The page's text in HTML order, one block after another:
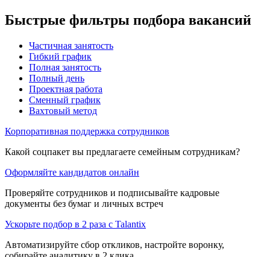
Быстрые фильтры подбора вакансий
Частичная занятость
Гибкий график
Полная занятость
Полный день
Проектная работа
Сменный график
Вахтовый метод
Корпоративная поддержка сотрудников
Какой соцпакет вы предлагаете семейным сотрудникам?
Оформляйте кандидатов онлайн
Проверяйте сотрудников и подписывайте кадровые
документы без бумаг и личных встреч
Ускорьте подбор в 2 раза с Talantix
Автоматизируйте сбор откликов, настройте воронку,